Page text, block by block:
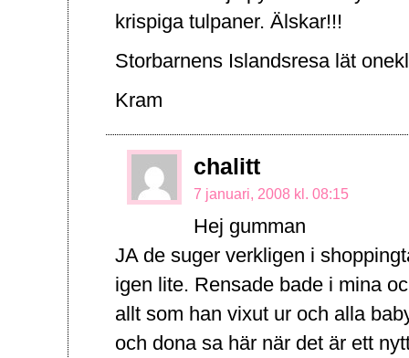
krispiga tulpaner. Älskar!!!
Storbarnens Islandsresa lät
Kram
chalitt
7 januari, 2008 kl. 08:15
Hej gumman
JA de suger verkligen i
igen lite. Rensade bade i mina
allt som han vixut ur och alla
och dona sa här när det är ett